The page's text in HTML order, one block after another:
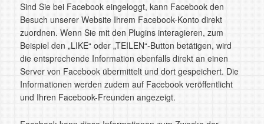
Sind Sie bei Facebook eingeloggt, kann Facebook den
Besuch unserer Website Ihrem Facebook-Konto direkt
zuordnen. Wenn Sie mit den Plugins interagieren, zum
Beispiel den „LIKE“ oder „TEILEN“-Button betätigen, wird
die entsprechende Information ebenfalls direkt an einen
Server von Facebook übermittelt und dort gespeichert. Die
Informationen werden zudem auf Facebook veröffentlicht
und Ihren Facebook-Freunden angezeigt.